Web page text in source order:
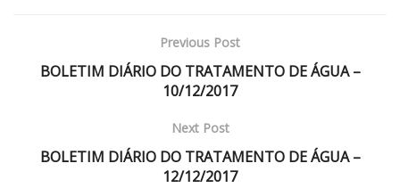
Previous Post
BOLETIM DIÁRIO DO TRATAMENTO DE ÁGUA –
10/12/2017
Next Post
BOLETIM DIÁRIO DO TRATAMENTO DE ÁGUA –
12/12/2017